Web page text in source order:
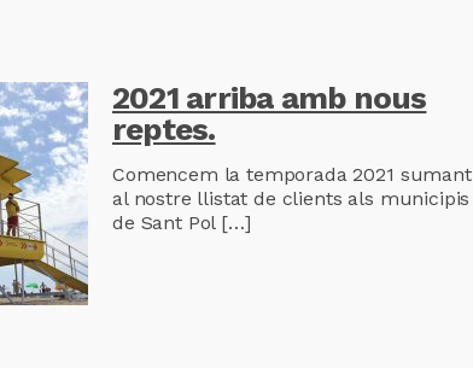
2021 arriba amb nous
reptes.
Comencem la temporada 2021 sumant
al nostre llistat de clients als municipis
de Sant Pol […]